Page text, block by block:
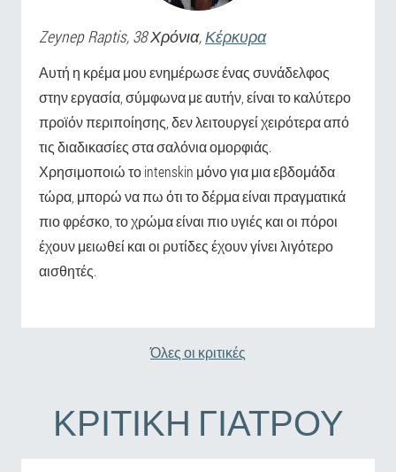
Zeynep Raptis, 38 Χρόνια,Κέρκυρα
Αυτή η κρέμα μου ενημέρωσε ένας συνάδελφος
στην εργασία, σύμφωνα με αυτήν, είναι το καλύτερο
προϊόν περιποίησης, δεν λειτουργεί χειρότερα από
τις διαδικασίες στα σαλόνια ομορφιάς.
Χρησιμοποιώ το intenskin μόνο για μια εβδομάδα
τώρα, μπορώ να πω ότι το δέρμα είναι πραγματικά
πιο φρέσκο, το χρώμα είναι πιο υγιές και οι πόροι
έχουν μειωθεί και οι ρυτίδες έχουν γίνει λιγότερο
αισθητές.
Όλες οι κριτικές
ΚΡΙΤΙΚΉ ΓΙΑΤΡΟΎ